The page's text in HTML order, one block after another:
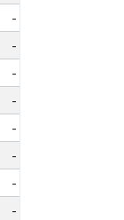
-
-
-
-
-
-
-
-